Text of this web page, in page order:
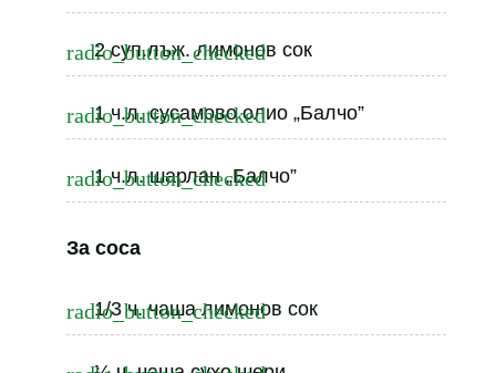
2 суп.лъж. лимонов сок
1 ч.л. сусамово олио „Балчо”
1 ч.л. шарлан „Балчо”
За соса
1/3 ч. чаша лимонов сок